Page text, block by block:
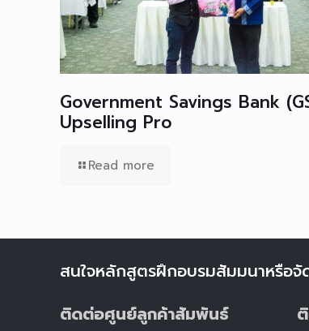
Government Savings Bank
Upselling Pro
Read more
สนใจหลักสูตรฝึกอบรมสัมมนาหรือจั
ติดต่อศูนย์ลูกค้าสัมพันธ์